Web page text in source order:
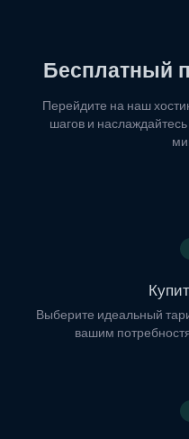
Бесплатный
Перейдите на наш
шагов и
Выберите идеальный
вашим